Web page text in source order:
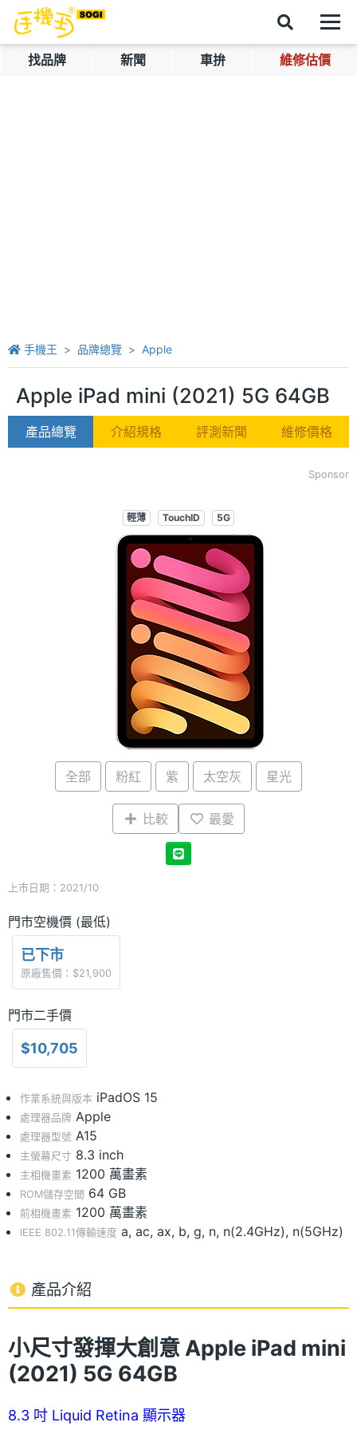
找品牌 新聞 車拚 維修估價
手機王 品牌總覽 Apple
Apple iPad mini (2021) 5G 64GB
產品總覽 介紹規格 評測新聞 維修價格
Sponsor
輕薄 TouchID 5G
全部 粉紅 紫 太空灰 星光
比較 最愛
上市日期：2021/10
門市空機價 (最低)
已下市
原廠售價：$21,900
門市二手價
$10,705
作業系統與版本 iPadOS 15
處理器品牌 Apple
處理器型號 A15
主螢幕尺寸 8.3 inch
主相機畫素 1200 萬畫素
ROM儲存空間 64 GB
前相機畫素 1200 萬畫素
IEEE 802.11傳輸速度 a, ac, ax, b, g, n, n(2.4GHz), n(5GHz)
產品介紹
小尺寸發揮大創意 Apple iPad mini
(2021) 5G 64GB
8.3 吋 Liquid Retina 顯示器